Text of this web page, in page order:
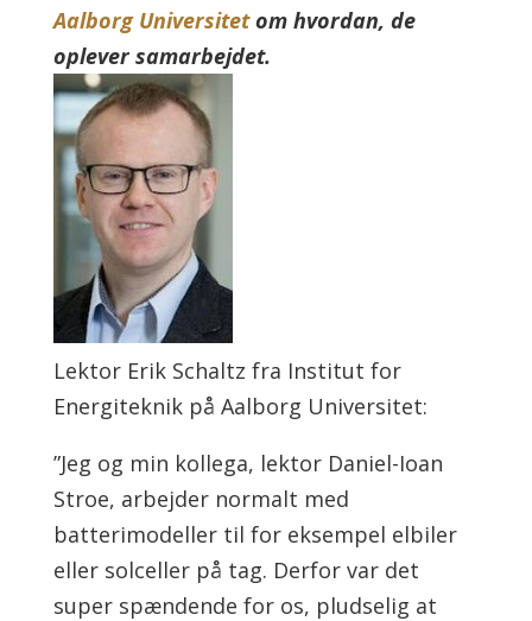
Aalborg Universitetom hvordan, de
oplever samarbejdet.
Lektor Erik Schaltz fra Institut for
Energiteknik på Aalborg Universitet:
”Jeg og min kollega, lektor Daniel-Ioan
Stroe, arbejder normalt med
batterimodeller til for eksempel elbiler
eller solceller på tag. Derfor var det
super spændende for os, pludselig at